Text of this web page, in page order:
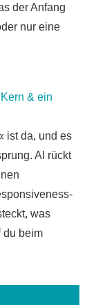
der Anfang
nur eine
& ein
ist da, und es
AI rückt
was
du beim